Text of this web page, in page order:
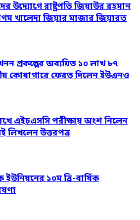
উদ্যোগে রাষ্ট্রপতি জিয়াউর রহমান
খালেদা জিয়ার মাজার জিয়ারত
প্রকল্পের অব্যয়িত ১০ লাখ ৮৭
কোষাগারে ফেরত দিলেন ইউএনও
এইচএসসি পরীক্ষায় অংশ নিলেন
উত্তরপত্র
ইউনিয়নের ১০ম ত্রি-বার্ষিক